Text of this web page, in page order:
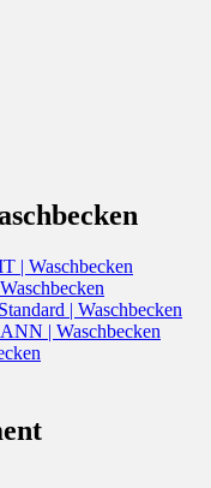
| Waschbecken
| Waschbecken
| Waschbecken